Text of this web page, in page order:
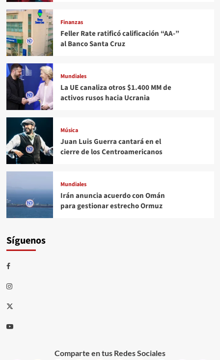
Finanzas
Feller Rate ratificó calificación “AA-”
al Banco Santa Cruz
Mundiales
La UE canaliza otros $1.400 MM de
activos rusos hacia Ucrania
Música
Juan Luis Guerra cantará en el
cierre de los Centroamericanos
Mundiales
Irán anuncia acuerdo con Omán
para gestionar estrecho Ormuz
Síguenos
Comparte en tus Redes Sociales